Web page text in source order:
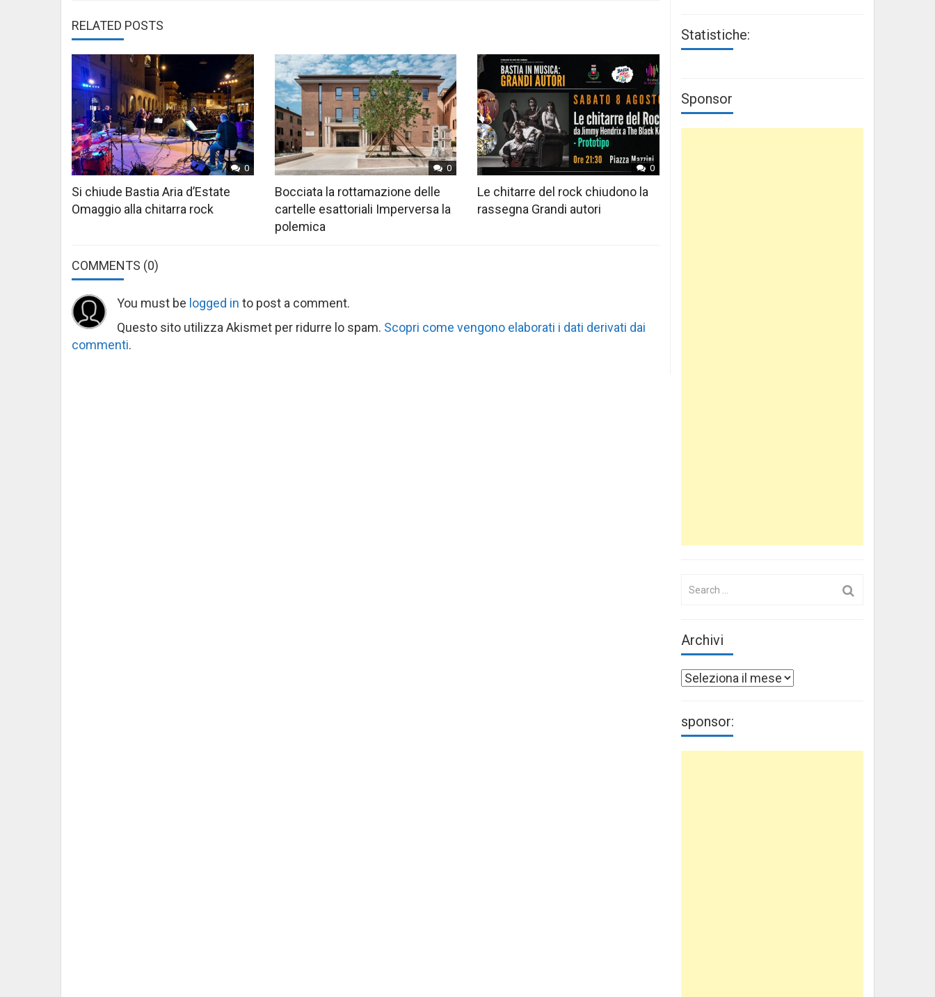
RELATED POSTS
0
Si chiude Bastia Aria d’Estate
Omaggio alla chitarra rock
0
Bocciata la rottamazione delle
cartelle esattoriali Imperversa la
polemica
0
Le chitarre del rock chiudono la
rassegna Grandi autori
COMMENTS (0)
You must be logged in to post a comment.
Questo sito utilizza Akismet per ridurre lo spam. Scopri come vengono elaborati i dati derivati dai
commenti.
Statistiche:
Sponsor
Archivi
Archivi
sponsor: